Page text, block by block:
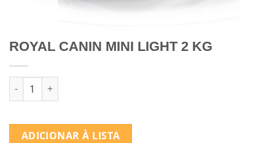
ROYAL CANIN MINI LIGHT 2 KG
Quantidade de ROYAL CANIN MINI LIGHT 2 KG
ADICIONAR À LISTA